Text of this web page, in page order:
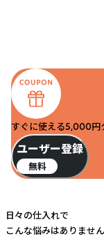
すぐに使える5,000円
ユーザー登録
無料
日々の仕入れで
こんな悩みはありませ